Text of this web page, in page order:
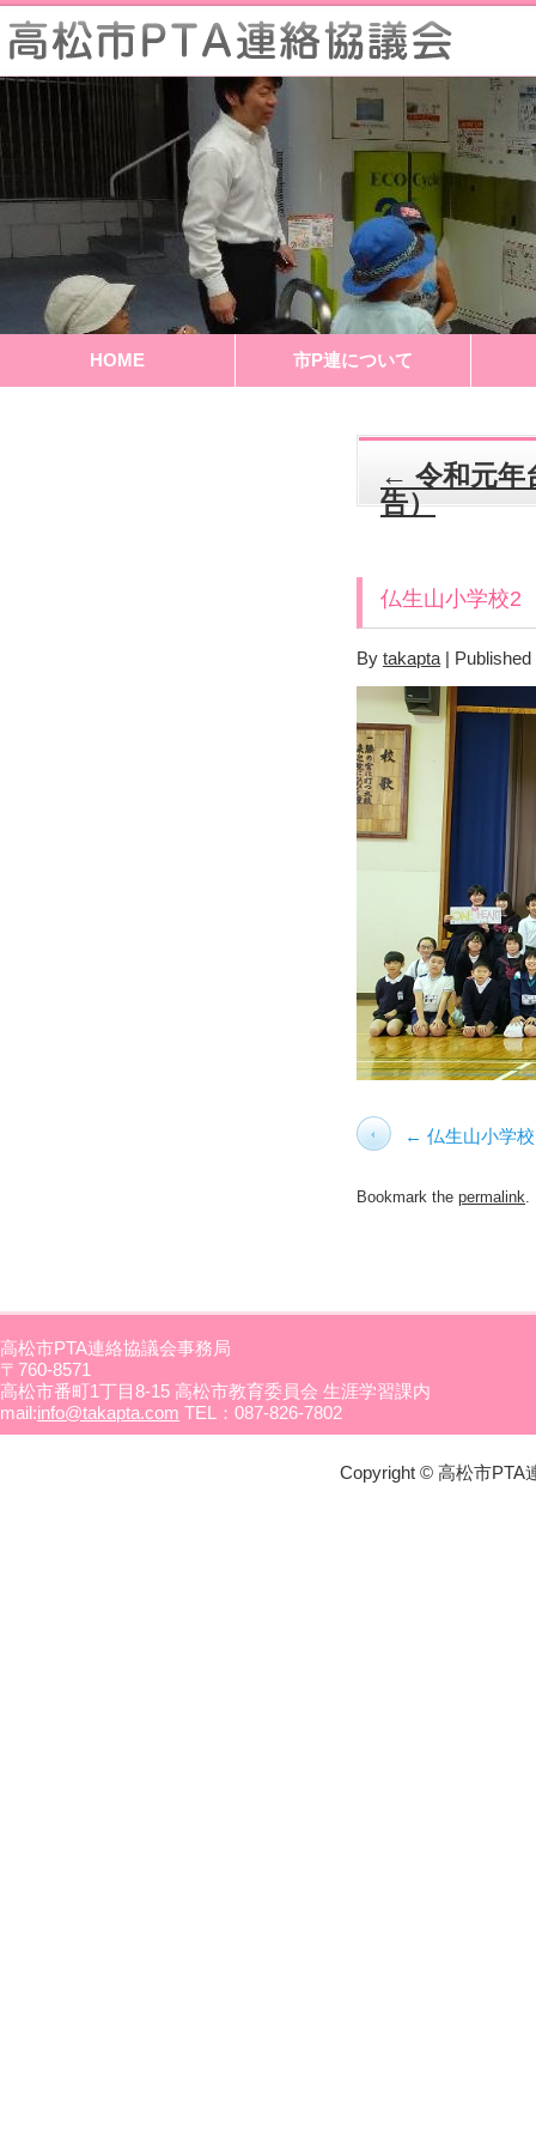
HOME 市P連について
← 令和元年
告）
仏生山小学校2
By takapta | Published
仏生山小学校
Bookmark the permalink.
高松市PTA連絡協議会事務局
〒760-8571
高松市番町1丁目8-15 高松市教育委員会 生涯学習課内
mail:info@takapta.com TEL：087-826-7802
Copyright © 高松市PTA